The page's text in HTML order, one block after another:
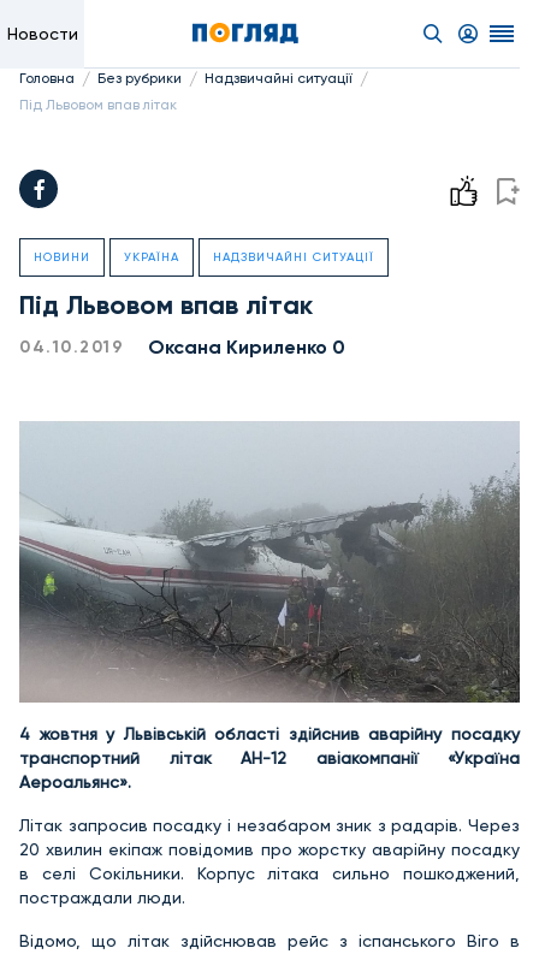
Новости
Головна / Без рубрики / Надзвичайні ситуації /
Під Львовом впав літак
НОВИНИ УКРАЇНА НАДЗВИЧАЙНІ СИТУАЦІЇ
Під Львовом впав літак
04.10.2019 Оксана Кириленко 0
4 жовтня у Львівській області здійснив аварійну посадку
транспортний літак АН-12 авіакомпанії «Україна
Аероальянс».
Літак запросив посадку і незабаром зник з радарів. Через
20 хвилин екіпаж повідомив про жорстку аварійну посадку
в селі Сокільники. Корпус літака сильно пошкоджений,
постраждали люди.
Відомо, що літак здійснював рейс з іспанського Віго в